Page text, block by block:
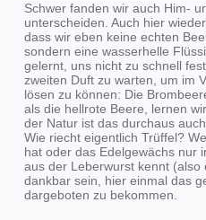
Schwer fanden wir auch Him-
unterscheiden. Auch hier
dass wir eben keine echten
sondern eine wasserhelle
gelernt, uns nicht zu schnell
zweiten Duft zu warten, um im
lösen zu können: Die
als die hellrote Beere, lernen
der Natur ist das durchaus
Wie riecht eigentlich Trüffel?
hat oder das Edelgewächs nur
aus der Leberwurst kennt (also
dankbar sein, hier einmal das
dargeboten zu bekommen.